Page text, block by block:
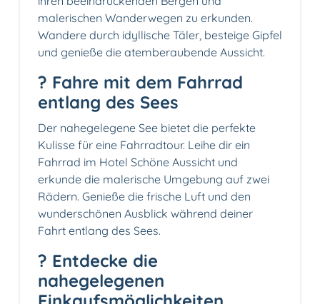
malerischen Wanderwegen zu erkunden.
Wandere durch idyllische Täler, besteige Gipfel
und genieße die atemberaubende Aussicht.
? Fahre mit dem Fahrrad
entlang des Sees
Der nahegelegene See bietet die perfekte
Kulisse für eine Fahrradtour. Leihe dir ein
Fahrrad im Hotel Schöne Aussicht und
erkunde die malerische Umgebung auf zwei
Rädern. Genieße die frische Luft und den
wunderschönen Ausblick während deiner
Fahrt entlang des Sees.
?️ Entdecke die
nahegelegenen